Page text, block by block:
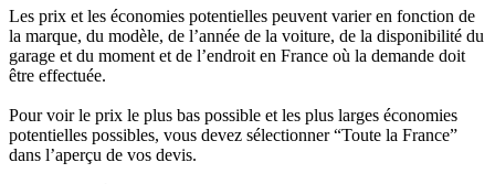
Les prix et les économies potentielles peuvent varier en fonction de
la marque, du modèle, de l’année de la voiture, de la disponibilité du
garage et du moment et de l’endroit en France où la demande doit
être effectuée.
Pour voir le prix le plus bas possible et les plus larges économies
potentielles possibles, vous devez sélectionner “Toute la France”
dans l’aperçu de vos devis.